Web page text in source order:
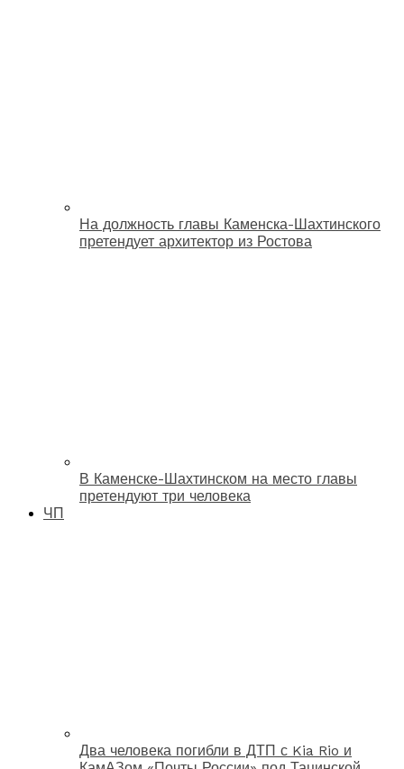
На должность главы Каменска-Шахтинского
претендует архитектор из Ростова
В Каменске-Шахтинском на место главы
претендуют три человека
ЧП
Два человека погибли в ДТП с Kia Rio и